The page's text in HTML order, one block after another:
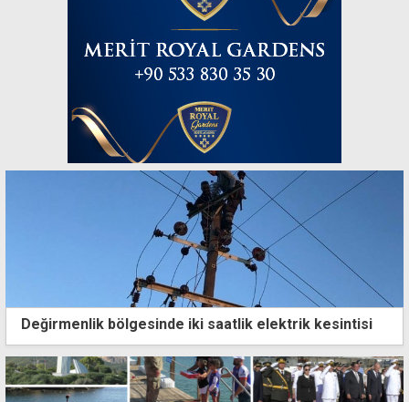
Değirmenlik bölgesinde iki saatlik elektrik kesintisi